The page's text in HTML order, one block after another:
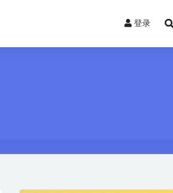
登录